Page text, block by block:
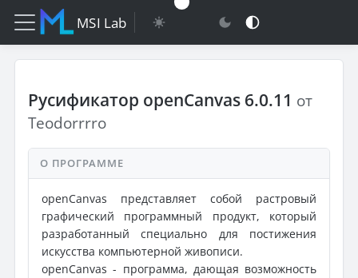
MSI Lab
Русификатор openCanvas 6.0.11 от
Teodorrrro
О ПРОГРАММЕ
openCanvas представляет собой растровый
графический программный продукт, который
разработанный специально для постижения
искусства компьютерной живописи.
openCanvas - программа, дающая возможность